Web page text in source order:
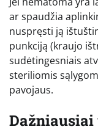
ar spaudžia
nuspręsti ją
punkciją (kraujo
sudėtingesniais
steriliomis
pavojaus.